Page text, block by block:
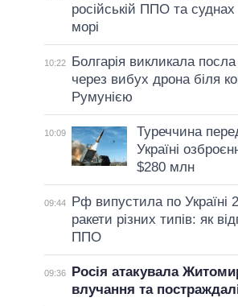
російській ППО та
морі
10:22
Болгарія викликала посла
через вибух дрона біля
Румунією
10:09
Туреччина
Україні
$280 млн
09:44
Рф випустила по Україні
ракети різних типів: як
ППО
09:36
Росія атакувала
влучання та